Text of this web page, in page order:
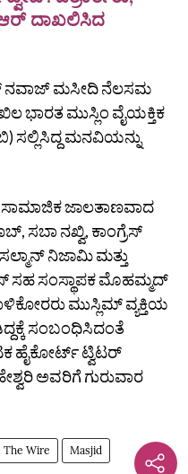
ದಾಖಲಿಸಿದ
ನವಾಜ್‌ ಮಸೀದಿ ನೆಲಸಮ
ಭಾರತ ಮುಸ್ಲಿಂ ವೈಯಕ್ತಿಕ
ಮನವಿಯನ್ನು
ಸಾಮಾಜಿಕ ಜಾಲತಾಣವಾದ
ಸಬಾ ನಖ್ವಿ, ಕಾಂಗ್ರೆಸ್‌
ನಿಜಾಮಿ ಮತ್ತು
ಸಹ ಸಂಸ್ಥಾಪಕ ಮೊಹಮ್ಮದ್‌
ಮುಸ್ಲಿಮ್‌ ವ್ಯಕ್ತಿಯ
ಸಂಬಂಧಿಸಿದಂತೆ
ಹೈಕೋರ್ಟ್‌ ಟ್ವಿಟರ್‌
ಅವರಿಗೆ ಗುರುವಾರ
The Wire Masjid